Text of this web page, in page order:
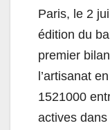
Paris, le 2
édition du
premier
l’artisanat
1521000
actives